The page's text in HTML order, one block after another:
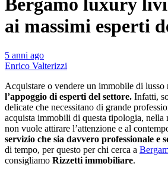
Bergamo luxury
ai massimi esperti
5 anni ago
Enrico Valterizzi
Acquistare o vendere un immobile di lusso
l’appoggio di esperti del settore. Infatti,
delicate che necessitano di grande
acquista immobili di questa tipologia, nella
non vuole attirare l’attenzione e al
servizio che sia davvero professionale e
di tempo, per questo per chi cerca a
consigliamo Rizzetti immobiliare.